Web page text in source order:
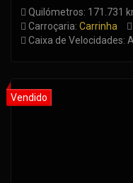
Quilómetros: 171.731
Carroçaria: Carrinha
Caixa de Velocidades: